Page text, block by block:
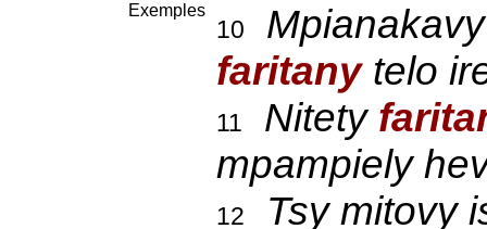
Exemples
10
faritanytelo
11 Nitety
mpampiely
12
Tsy mitovy